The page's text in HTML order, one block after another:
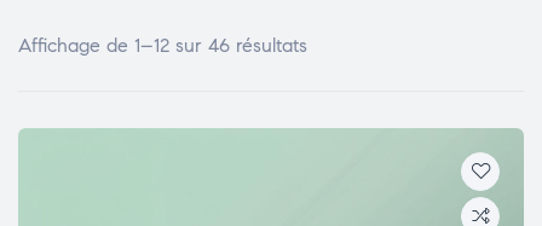
Affichage de 1–12 sur 46 résultats